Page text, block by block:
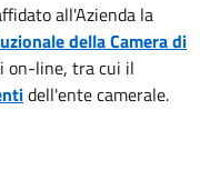
all'Azienda la
della Camera di
on-line, tra cui il
dell'ente camerale.